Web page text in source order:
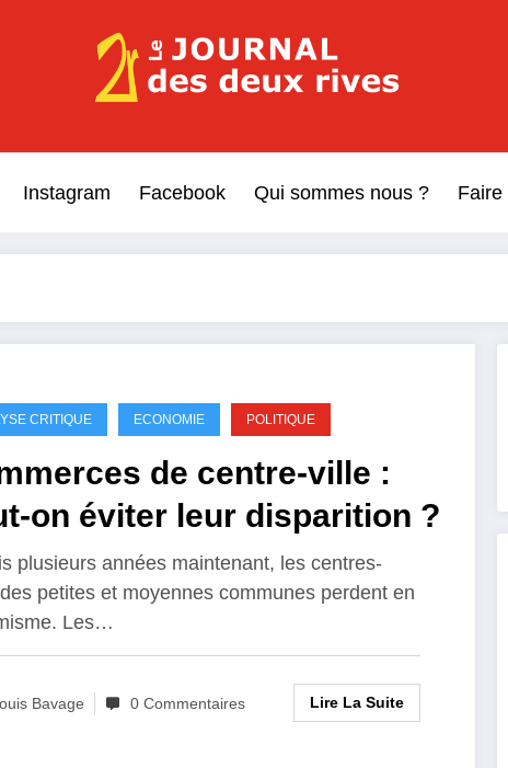
Le Journal des Deux Rives
Instagram Facebook Qui sommes nous ? Faire
CRITIQUE ECONOMIE POLITIQUE
de centre-ville :
on éviter leur disparition ?
plusieurs années maintenant, les centres-
petites et moyennes communes perdent en
Les…
Bavage 0 Commentaires Lire La Suite